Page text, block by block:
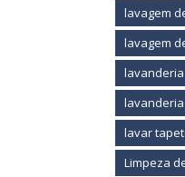
lavagem
lavagem
lavar
Limpeza